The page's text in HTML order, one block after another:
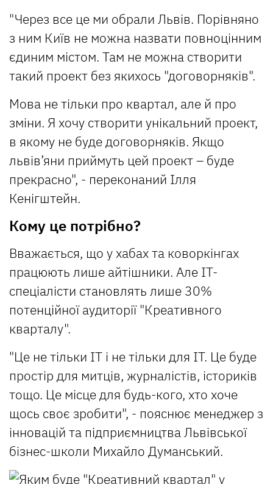
"Через все це ми обрали Львів. Порівняно
з ним Київ не можна назвати повноцінним
єдиним містом. Там не можна створити
такий проект без якихось "договорняків".
Мова не тільки про квартал, але й про
зміни. Я хочу створити унікальний проект,
в якому не буде договорняків. Якщо
львів’яни приймуть цей проект – буде
прекрасно", - переконаний Ілля
Кенігштейн.
Кому це потрібно?
Вважається, що у хабах та коворкінгах
працюють лише айтішники. Але ІТ-
спеціалісти становлять лише 30%
потенційної аудиторії "Креативного
кварталу".
"Це не тільки ІТ і не тільки для ІТ. Це буде
простір для митців, журналістів, істориків
тощо. Це місце для будь-кого, хто хоче
щось своє зробити", - пояснює менеджер з
інновацій та підприємництва Львівської
бізнес-школи Михайло Думанський.